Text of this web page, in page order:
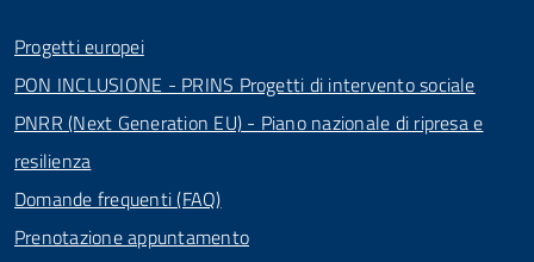
Progetti europei
PON INCLUSIONE - PRINS Progetti di intervento sociale
PNRR (Next Generation EU) - Piano nazionale di ripresa e
resilienza
Domande frequenti (FAQ)
Prenotazione appuntamento